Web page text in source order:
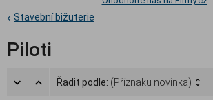
Stavební bižuterie
Piloti
Řadit podle: (Příznaku novinka)